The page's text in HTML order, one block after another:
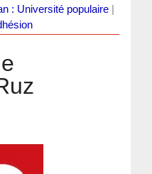
: Université populaire